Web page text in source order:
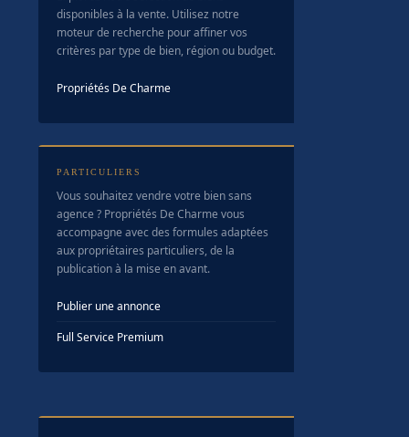
disponibles à la vente. Utilisez notre
moteur de recherche pour affiner vos
critères par type de bien, région ou budget.
Propriétés De Charme
PARTICULIERS
Vous souhaitez vendre votre bien sans
agence ? Propriétés De Charme vous
accompagne avec des formules adaptées
aux propriétaires particuliers, de la
publication à la mise en avant.
Publier une annonce
Full Service Premium